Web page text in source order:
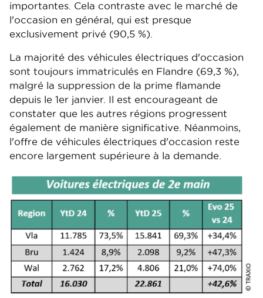
importantes. Cela contraste avec le marché de
l'occasion en général, qui est presque
exclusivement privé (90,5 %).
La majorité des véhicules électriques d'occasion
sont toujours immatriculés en Flandre (69,3 %),
malgré la suppression de la prime flamande
depuis le 1er janvier. Il est encourageant de
constater que les autres régions progressent
également de manière significative. Néanmoins,
l'offre de véhicules électriques d'occasion reste
encore largement supérieure à la demande.
Image